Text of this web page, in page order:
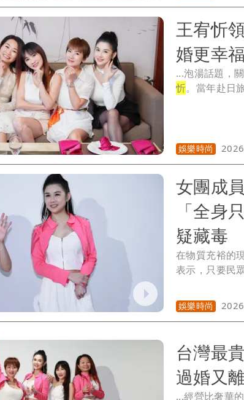
王宥忻
婚更幸
...泡湯話題，
忻。當年赴日
娛樂時尚
女團成
「全身
疑藏毒
在物質充裕的
表示，只要民
娛樂時尚
台灣最
過婚又